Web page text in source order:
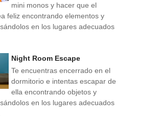
mini monos y hacer que el
feliz encontrando elementos y
en los lugares adecuados
Night Room Escape
Te encuentras encerrado en el
dormitorio e intentas escapar de
ella encontrando objetos y
en los lugares adecuados